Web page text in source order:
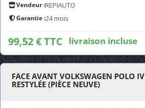
Vendeur :REPIAUTO
Garantie :24 mois
99,52 € TTC livraison incluse
FACE AVANT VOLKSWAGEN POLO IV
RESTYLÉE (PIÈCE NEUVE)